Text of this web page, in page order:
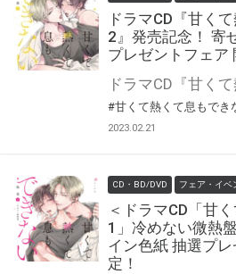
ドラマCD『甘く
2』発売記念！ 寄
プレゼントフェア
#甘くて熱くて息もでき
2023.02.21
CD・BD/DVD フェア・イベ
＜ドラマCD「甘
1」冷めない微熱
イン色紙 抽選プ
定！